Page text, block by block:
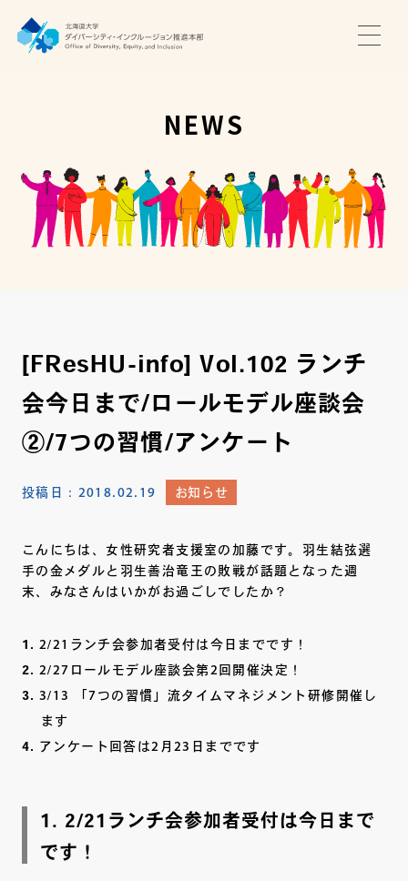
推進本部について
アクセス・お問い合わせ
NEWS
[FResHU-info] Vol.102 ランチ
会今日まで/ロールモデル座談会
②/7つの習慣/アンケート
投稿日： 2018.02.19 お知らせ
こんにちは、女性研究者支援室の加藤です。羽生結弦選
手の金メダルと羽生善治竜王の敗戦が話題となった週
末、みなさんはいかがお過ごしでしたか？
2/21ランチ会参加者受付は今日までです！
2/27ロールモデル座談会第2回開催決定！
3/13 「7つの習慣」流タイムマネジメント研修開催し
ます
アンケート回答は2月23日までです
1. 2/21ランチ会参加者受付は今日まで
です！